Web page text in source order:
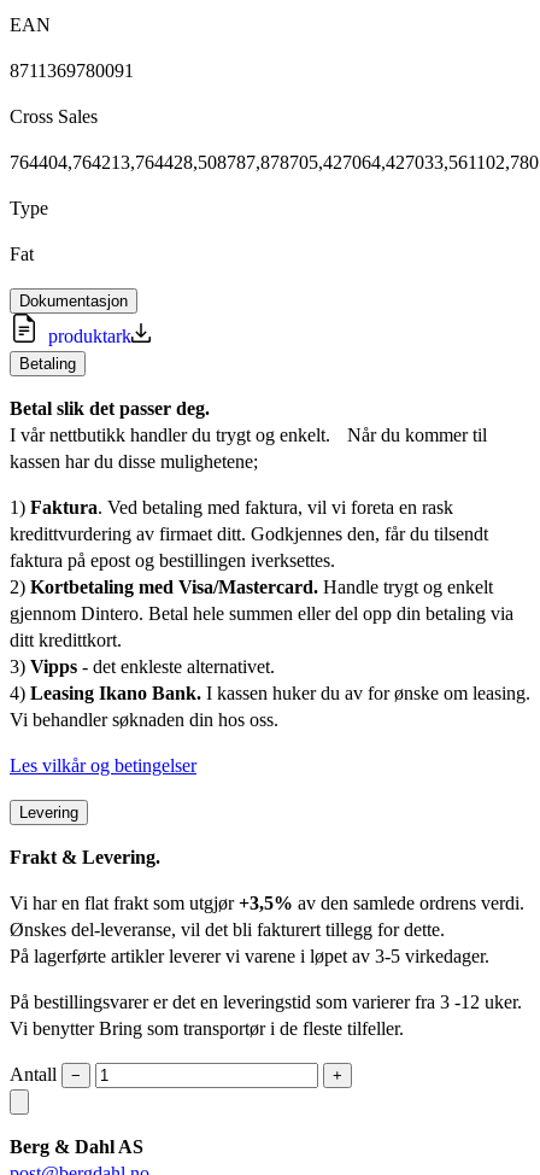
EAN
8711369780091
Cross Sales
Type
Fat
Dokumentasjon
produktark
Betaling
Betal slik det passer deg.
I vår nettbutikk handler du trygt og enkelt. Når du kommer til
kassen har du disse mulighetene;
1) Faktura. Ved betaling med faktura, vil vi foreta en rask
kredittvurdering av firmaet ditt. Godkjennes den, får du tilsendt
faktura på epost og bestillingen iverksettes.
2) Kortbetaling med Visa/Mastercard. Handle trygt og enkelt
gjennom Dintero. Betal hele summen eller del opp din betaling via
ditt kredittkort.
3) Vipps - det enkleste alternativet.
4) Leasing Ikano Bank. I kassen huker du av for ønske om leasing.
Vi behandler søknaden din hos oss.
Les vilkår og betingelser
Levering
Frakt & Levering.
Vi har en flat frakt som utgjør+3,5% av den samlede ordrens verdi.
Ønskes del-leveranse, vil det bli fakturert tillegg for dette.
På lagerførte artikler leverer vi varene i løpet av 3-5 virkedager.
På bestillingsvarer er det en leveringstid som varierer fra 3 -12 uker.
Vi benytter Bring som transportør i de fleste tilfeller.
Antall − +
Berg & Dahl AS